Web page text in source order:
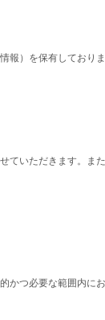
報）を保有しておりま
ていただきます。ま
かつ必要な範囲内に